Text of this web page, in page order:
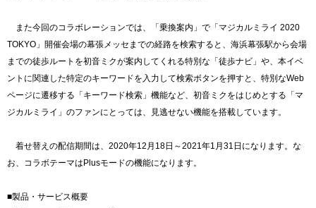
また今回のコラボレーションでは、「乗換案内」で「マジカルミライ 2020
TOKYO」開催会場の幕張メッセまでの経路を検索すると、海浜幕張駅から会場
までの徒歩ルートを初音ミクが案内してくれる特別な「徒歩ナビ」や、本イベ
ントに関連した特定のキーワードを入力して検索ボタンを押すと、特別なWeb
ページに遷移する「キーワード検索」機能など、初音ミクをはじめとする「マ
ジカルミライ」のファンにとっては、見逃せない機能を搭載しています。
着せ替えの配信期間は、2020年12月18日～2021年1月31日になります。な
お、コラボテーマはPlusモードの機能になります。
■製品・サービス概要